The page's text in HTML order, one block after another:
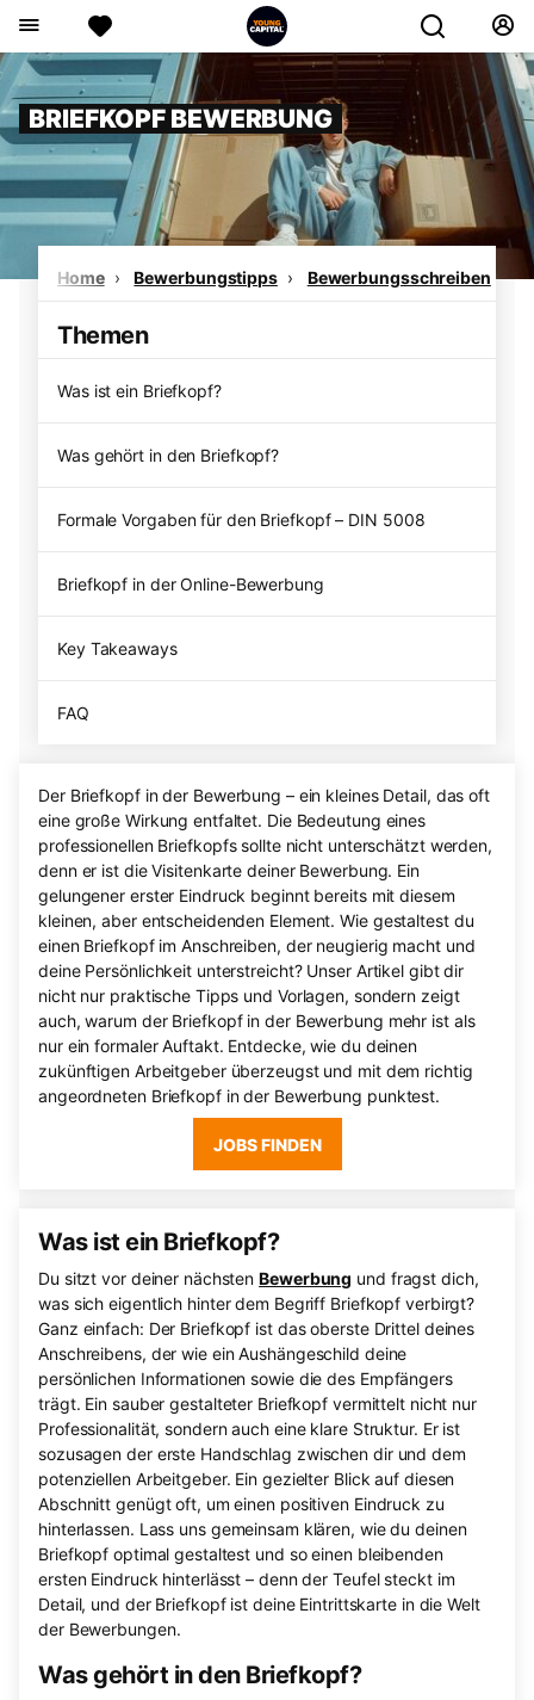
BRIEFKOPF BEWERBUNG
Home Bewerbungstipps Bewerbungsschreiben
Themen
Was ist ein Briefkopf?
Was gehört in den Briefkopf?
Formale Vorgaben für den Briefkopf – DIN 5008
Briefkopf in der Online-Bewerbung
Key Takeaways
FAQ
Der Briefkopf in der Bewerbung – ein kleines Detail, das oft
eine große Wirkung entfaltet. Die Bedeutung eines
professionellen Briefkopfs sollte nicht unterschätzt werden,
denn er ist die Visitenkarte deiner Bewerbung. Ein
gelungener erster Eindruck beginnt bereits mit diesem
kleinen, aber entscheidenden Element. Wie gestaltest du
einen Briefkopf im Anschreiben, der neugierig macht und
deine Persönlichkeit unterstreicht? Unser Artikel gibt dir
nicht nur praktische Tipps und Vorlagen, sondern zeigt
auch, warum der Briefkopf in der Bewerbung mehr ist als
nur ein formaler Auftakt. Entdecke, wie du deinen
zukünftigen Arbeitgeber überzeugst und mit dem richtig
angeordneten Briefkopf in der Bewerbung punktest.
JOBS FINDEN
Was ist ein Briefkopf?
Du sitzt vor deiner nächstenBewerbung und fragst dich,
was sich eigentlich hinter dem Begriff Briefkopf verbirgt?
Ganz einfach: Der Briefkopf ist das oberste Drittel deines
Anschreibens, der wie ein Aushängeschild deine
persönlichen Informationen sowie die des Empfängers
trägt. Ein sauber gestalteter Briefkopf vermittelt nicht nur
Professionalität, sondern auch eine klare Struktur. Er ist
sozusagen der erste Handschlag zwischen dir und dem
potenziellen Arbeitgeber. Ein gezielter Blick auf diesen
Abschnitt genügt oft, um einen positiven Eindruck zu
hinterlassen. Lass uns gemeinsam klären, wie du deinen
Briefkopf optimal gestaltest und so einen bleibenden
ersten Eindruck hinterlässt – denn der Teufel steckt im
Detail, und der Briefkopf ist deine Eintrittskarte in die Welt
der Bewerbungen.
Was gehört in den Briefkopf?